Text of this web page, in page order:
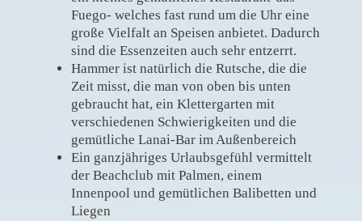
Fuego- welches fast rund um die Uhr eine
große Vielfalt an Speisen anbietet. Dadurch
sind die Essenzeiten auch sehr entzerrt.
Hammer ist natürlich die Rutsche, die die
Zeit misst, die man von oben bis unten
gebraucht hat, ein Klettergarten mit
verschiedenen Schwierigkeiten und die
gemütliche Lanai-Bar im Außenbereich
Ein ganzjähriges Urlaubsgefühl vermittelt
der Beachclub mit Palmen, einem
Innenpool und gemütlichen Balibetten und
Liegen